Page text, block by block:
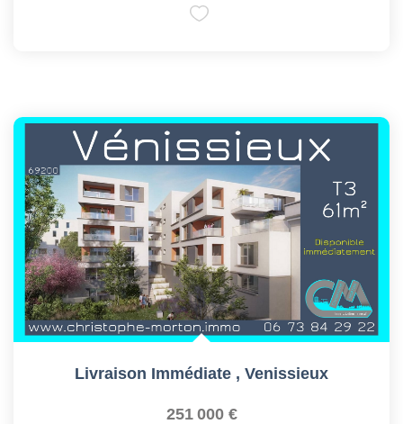
Livraison Immédiate , Venissieux
251 000 €